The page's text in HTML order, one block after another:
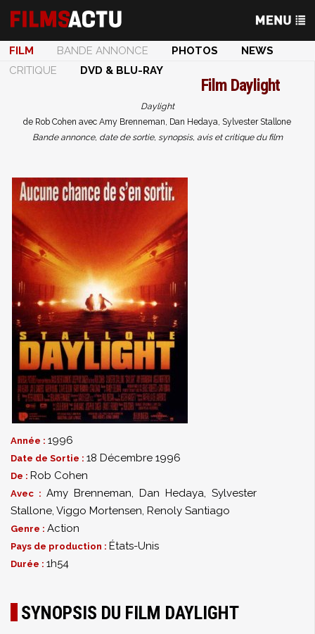
FILM BANDE ANNONCE PHOTOS
NEWS
CRITIQUE
DVD & BLU-RAY
Film Daylight
Daylight
de Rob Cohen avec Amy Brenneman, Dan Hedaya, Sylvester Stallone
Bande annonce, date de sortie, synopsis, avis et critique du film
Année : 1996
Date de Sortie : 18 Décembre 1996
De : Rob Cohen
Avec : Amy Brenneman, Dan Hedaya, Sylvester
Stallone, Viggo Mortensen, Renoly Santiago
Genre : Action
Pays de production : États-Unis
Durée : 1h54
SYNOPSIS DU FILM DAYLIGHT